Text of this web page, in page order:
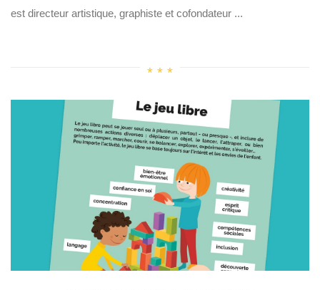
est directeur artistique, graphiste et cofondateur ...